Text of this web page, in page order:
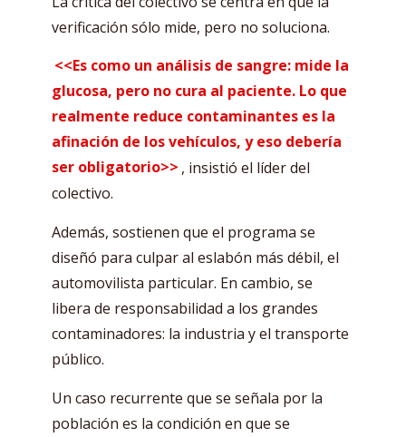
verificación sólo mide, pero no soluciona.
<<Es como un análisis de sangre: mide la
glucosa, pero no cura al paciente. Lo que
realmente reduce contaminantes es la
afinación de los vehículos, y eso debería
ser obligatorio>> , insistió el líder del
colectivo.
Además, sostienen que el programa se
diseñó para culpar al eslabón más débil, el
automovilista particular. En cambio, se
libera de responsabilidad a los grandes
contaminadores: la industria y el transporte
público.
Un caso recurrente que se señala por la
población es la condición en que se